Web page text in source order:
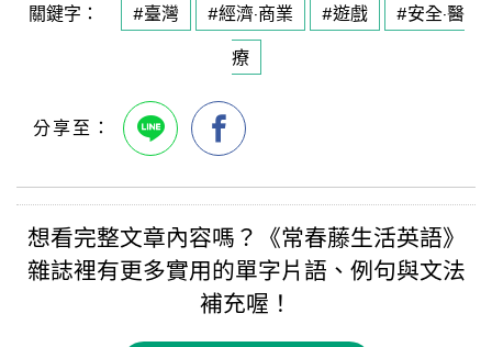
關鍵字： #臺灣 #經濟·商業 #遊戲
#安全·醫
療
想看完整文章內容嗎？《常春藤生活英語》
雜誌裡有更多實用的單字片語 、例句與文法
補充喔！